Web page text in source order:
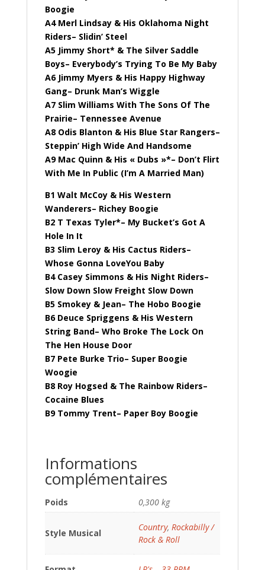
Boogie
A4 Merl Lindsay & His Oklahoma Night
Riders– Slidin’ Steel
A5 Jimmy Short* & The Silver Saddle
Boys– Everybody’s Trying To Be My Baby
A6 Jimmy Myers & His Happy Highway
Gang– Drunk Man’s Wiggle
A7 Slim Williams With The Sons Of The
Prairie– Tennessee Avenue
A8 Odis Blanton & His Blue Star Rangers–
Steppin’ High Wide And Handsome
A9 Mac Quinn & His « Dubs »*– Don’t Flirt
With Me In Public (I’m A Married Man)
B1 Walt McCoy & His Western
Wanderers– Richey Boogie
B2 T Texas Tyler*– My Bucket’s Got A
Hole In It
B3 Slim Leroy & His Cactus Riders–
Whose Gonna LoveYou Baby
B4 Casey Simmons & His Night Riders–
Slow Down Slow Freight Slow Down
B5 Smokey & Jean– The Hobo Boogie
B6 Deuce Spriggens & His Western
String Band– Who Broke The Lock On
The Hen House Door
B7 Pete Burke Trio– Super Boogie
Woogie
B8 Roy Hogsed & The Rainbow Riders–
Cocaine Blues
B9 Tommy Trent– Paper Boy Boogie
Informations
complémentaires
Poids 0,300 kg
Style Musical
Country, Rockabilly /
Rock & Roll